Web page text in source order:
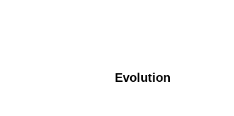
Evolution